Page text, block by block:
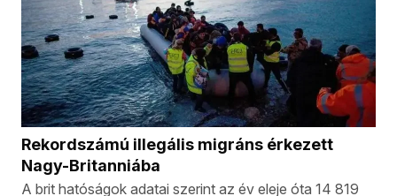
Rekordszámú illegális migráns érkezett
Nagy-Britanniába
A brit hatóságok adatai szerint az év eleje óta 14 819